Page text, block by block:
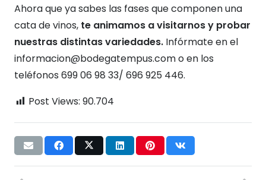
Ahora que ya sabes las fases que componen una
cata de vinos, te animamos a visitarnos y probar
nuestras distintas variedades. Infórmate en el
informacion@bodegatempus.com o en los
teléfonos 699 06 98 33/ 696 925 446.
Post Views: 90.704